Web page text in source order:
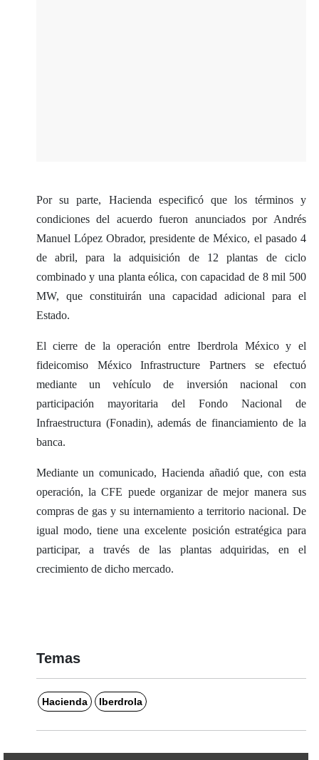
Por su parte, Hacienda especificó que los términos y
condiciones del acuerdo fueron anunciados por Andrés
Manuel López Obrador, presidente de México, el pasado 4
de abril, para la adquisición de 12 plantas de ciclo
combinado y una planta eólica, con capacidad de 8 mil 500
MW, que constituirán una capacidad adicional para el
Estado.
El cierre de la operación entre Iberdrola México y el
fideicomiso México Infrastructure Partners se efectuó
mediante un vehículo de inversión nacional con
participación mayoritaria del Fondo Nacional de
Infraestructura (Fonadin), además de financiamiento de la
banca.
Mediante un comunicado, Hacienda añadió que, con esta
operación, la CFE puede organizar de mejor manera sus
compras de gas y su internamiento a territorio nacional. De
igual modo, tiene una excelente posición estratégica para
participar, a través de las plantas adquiridas, en el
crecimiento de dicho mercado.
Temas
Hacienda Iberdrola